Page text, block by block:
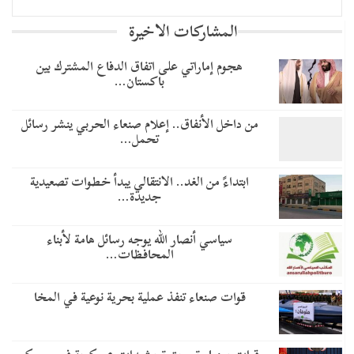
المشاركات الاخيرة
هجوم إماراتي على اتفاق الدفاع المشترك بين
باكستان…
من داخل الأنفاق.. إعلام صنعاء الحربي ينشر رسائل
تحمل…
​ابتداءً من الغد.. الانتقالي يبدأ خطوات تصعيدية
جديدة…
سياسي أنصار الله يوجه رسائل هامة لأبناء
المحافظات…
قوات صنعاء تنفذ عملية بحرية نوعية في المخا